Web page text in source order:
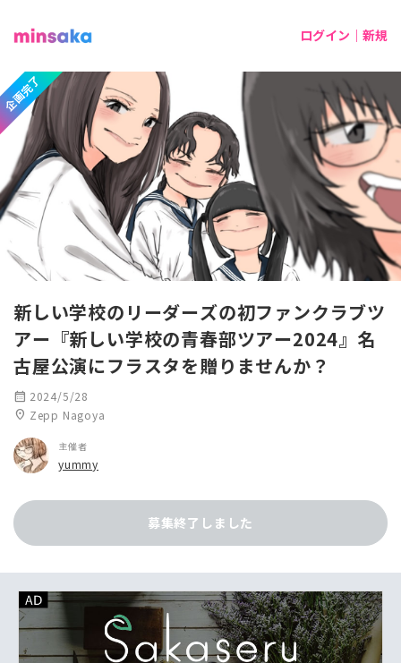
ログイン｜新規
企画完了
新しい学校のリーダーズの初ファンクラブツ
アー『新しい学校の青春部ツアー2024』名
古屋公演にフラスタを贈りませんか？
calendar_month 2024/5/28
location_on Zepp Nagoya
主催者
yummy
募集終了しました